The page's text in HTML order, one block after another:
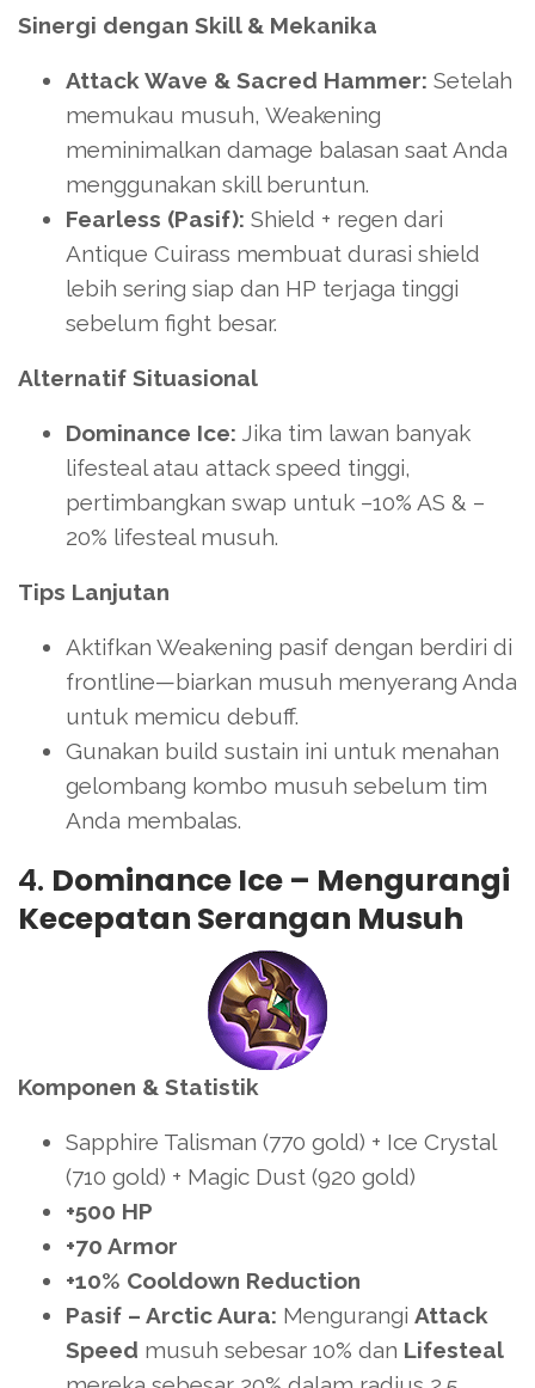
Sinergi dengan Skill & Mekanika
Attack Wave & Sacred Hammer: Setelah
memukau musuh, Weakening
meminimalkan damage balasan saat Anda
menggunakan skill beruntun.
Fearless (Pasif): Shield + regen dari
Antique Cuirass membuat durasi shield
lebih sering siap dan HP terjaga tinggi
sebelum fight besar.
Alternatif Situasional
Dominance Ice: Jika tim lawan banyak
lifesteal atau attack speed tinggi,
pertimbangkan swap untuk –10% AS & –
20% lifesteal musuh.
Tips Lanjutan
Aktifkan Weakening pasif dengan berdiri di
frontline—biarkan musuh menyerang Anda
untuk memicu debuff.
Gunakan build sustain ini untuk menahan
gelombang kombo musuh sebelum tim
Anda membalas.
4. Dominance Ice – Mengurangi
Kecepatan Serangan Musuh
Komponen & Statistik
Sapphire Talisman (770 gold) + Ice Crystal
(710 gold) + Magic Dust (920 gold)
+500 HP
+70 Armor
+10% Cooldown Reduction
Pasif – Arctic Aura: Mengurangi Attack
Speed musuh sebesar 10% dan Lifesteal